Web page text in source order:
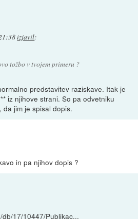
izjavil:
tožbo v tvojem primeru ?
predstavitev raziskave. Itak je
iz njihove strani. So pa odvetniku
jim je spisal dopis.
in pa njihov dopis ?
17/10447/Publikac...